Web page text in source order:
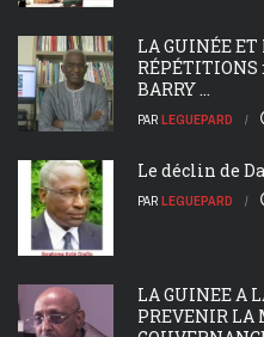
LA GUINÉE ET
RÉPÉTITIONS
BARRY ...
PAR LEGUEPARD
Le déclin de
PAR LEGUEPARD
LA GUINEE A
PREVENIR LA